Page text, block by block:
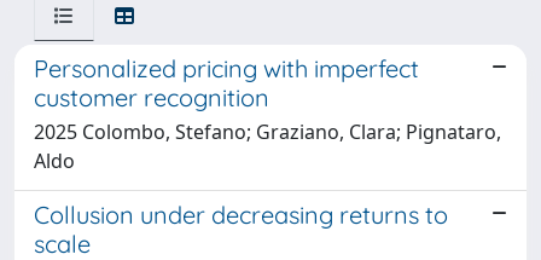
Personalized pricing with imperfect
customer recognition
2025 Colombo, Stefano; Graziano, Clara; Pignataro,
Aldo
Collusion under decreasing returns to
scale